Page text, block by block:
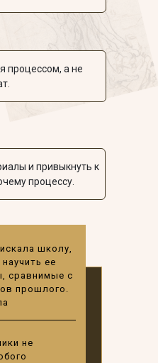
процессом, а не
школу,
ее
сравнимые с
прошлого.
не
и привыкнуть к
процессу.